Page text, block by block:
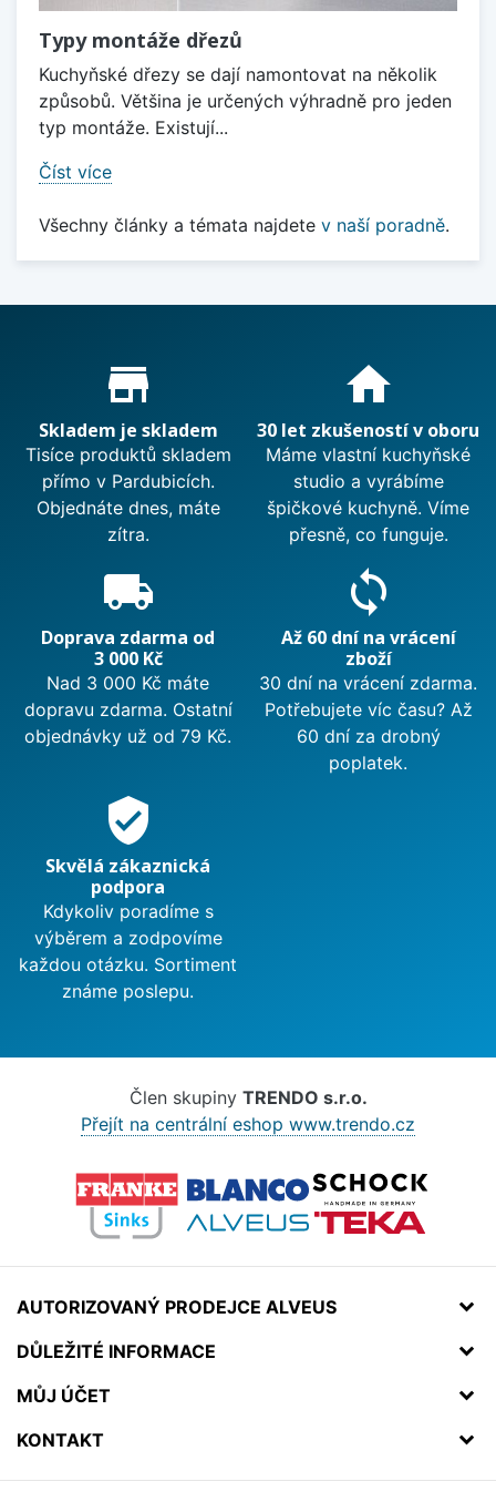
Typy montáže dřezů
Kuchyňské dřezy se dají namontovat na několik
způsobů. Většina je určených výhradně pro jeden
typ montáže. Existují...
Číst více
Všechny články a témata najdete v naší poradně.
Proč nakupovat u nás?
store_mall_directory
Skladem je skladem
Tisíce produktů skladem
přímo v Pardubicích.
Objednáte dnes, máte
zítra.
home
30 let zkušeností v oboru
Máme vlastní kuchyňské
studio a vyrábíme
špičkové kuchyně. Víme
přesně, co funguje.
local_shipping
Doprava zdarma od
3 000 Kč
Nad 3 000 Kč máte
dopravu zdarma. Ostatní
objednávky už od 79 Kč.
sync
Až 60 dní na vrácení
zboží
30 dní na vrácení zdarma.
Potřebujete víc času? Až
60 dní za drobný
poplatek.
verified_user
Skvělá zákaznická
podpora
Kdykoliv poradíme s
výběrem a zodpovíme
každou otázku. Sortiment
známe poslepu.
Člen skupiny TRENDO s.r.o.
Přejít na centrální eshop www.trendo.cz
AUTORIZOVANÝ PRODEJCE ALVEUS
DŮLEŽITÉ INFORMACE
MŮJ ÚČET
KONTAKT